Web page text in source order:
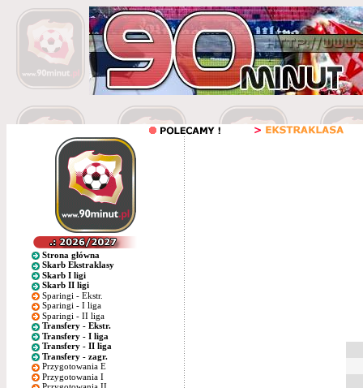
Strona główna
Skarb Ekstraklasy
Skarb I ligi
Skarb II ligi
Sparingi - Ekstr.
Sparingi - I liga
Sparingi - II liga
Transfery - Ekstr.
Transfery - I liga
Transfery - II liga
Transfery - zagr.
Przygotowania E
Przygotowania I